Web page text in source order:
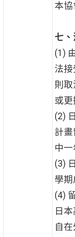
本
七
(1)
法接
則
或更
(2)
計
中一
(3)
學
(4)
日
自